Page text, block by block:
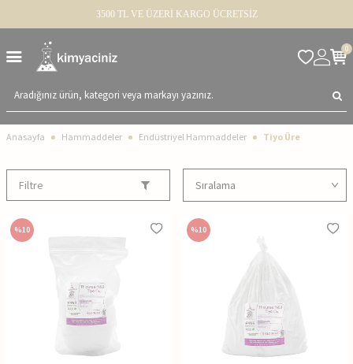
3500 TL VE ÜZERİ KARGO ÜCRETSİZ
0
Anasayfa Hammaddeler Endüstriyel Hammaddeler Tiyo Üre
Filtre
%10 %10